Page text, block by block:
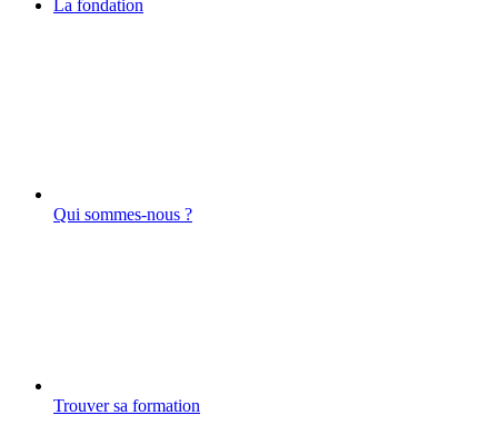
La fondation
Qui sommes-nous ?
Trouver sa formation